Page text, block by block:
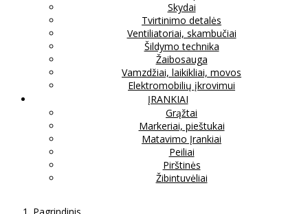
Skydai
Tvirtinimo detalės
Ventiliatoriai, skambučiai
Šildymo technika
Žaibosauga
Vamzdžiai, laikikliai, movos
Elektromobilių įkrovimui
ĮRANKIAI
Grąžtai
Markeriai, pieštukai
Matavimo Įrankiai
Peiliai
Pirštinės
Žibintuvėliai
Pagrindinis